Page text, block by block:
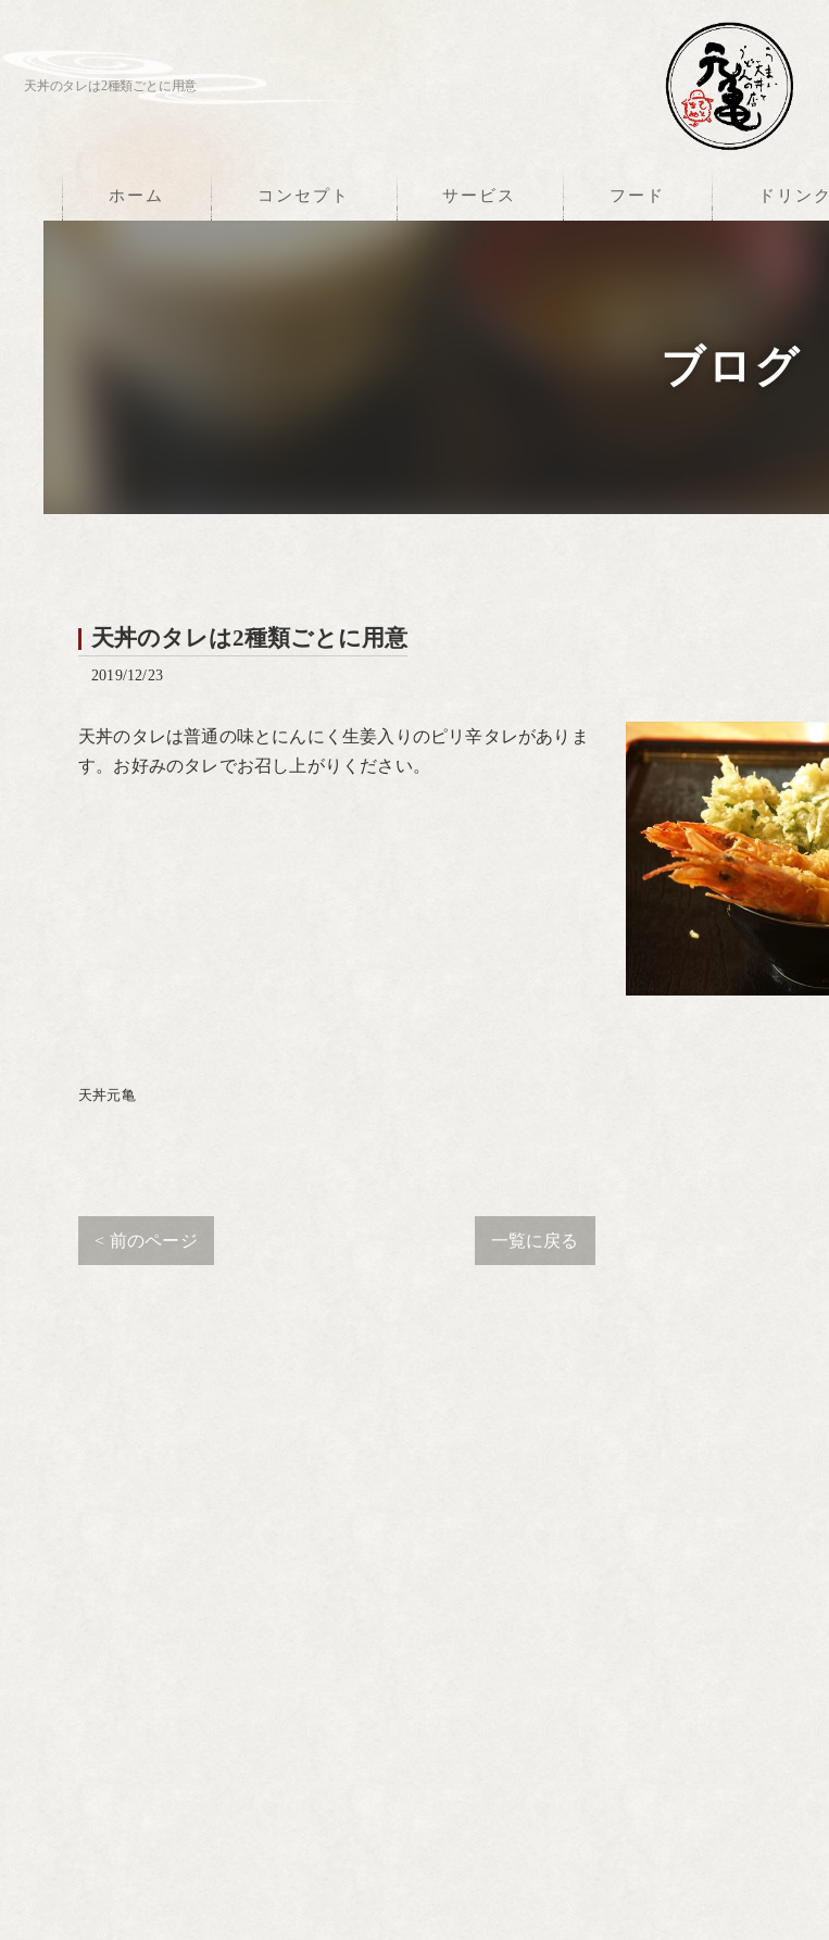
天丼のタレは2種類ごとに用意
ホーム コンセプト サービス フード ドリンク
ブログ
天丼のタレは2種類ごとに用意
2019/12/23
天丼のタレは普通の味とにんにく生姜入りのピリ辛タレがありま
す。お好みのタレでお召し上がりください。
天丼元亀
< 前のページ 一覧に戻る